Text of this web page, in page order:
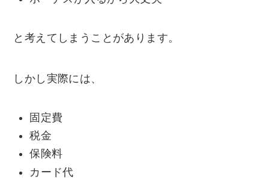
と考えてしまうことがあります。
しかし実際には、
固定費
税金
保険料
カード代